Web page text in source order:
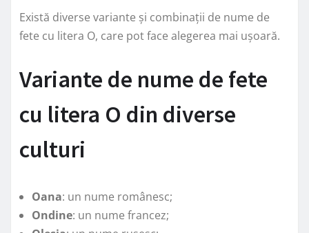
Există diverse variante și combinații de nume de
fete cu litera O, care pot face alegerea mai ușoară.
Variante de nume de fete
cu litera O din diverse
culturi
Oana: un nume românesc;
Ondine: un nume francez;